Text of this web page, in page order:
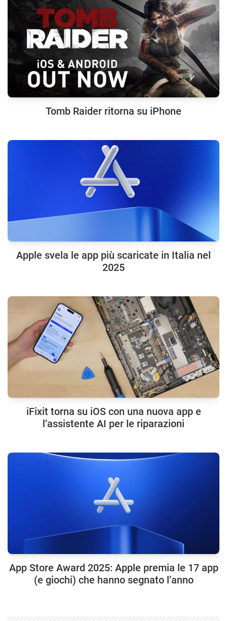
Tomb Raider ritorna su iPhone
Apple svela le app più scaricate in Italia nel
2025
iFixit torna su iOS con una nuova app e
l’assistente AI per le riparazioni
App Store Award 2025: Apple premia le 17 app
(e giochi) che hanno segnato l’anno